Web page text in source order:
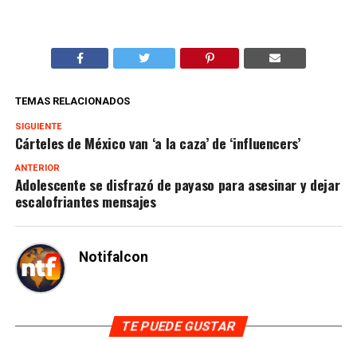
TEMAS RELACIONADOS
SIGUIENTE
Cárteles de México van ‘a la caza’ de ‘influencers’
ANTERIOR
Adolescente se disfrazó de payaso para asesinar y dejar
escalofriantes mensajes
Notifalcon
TE PUEDE GUSTAR